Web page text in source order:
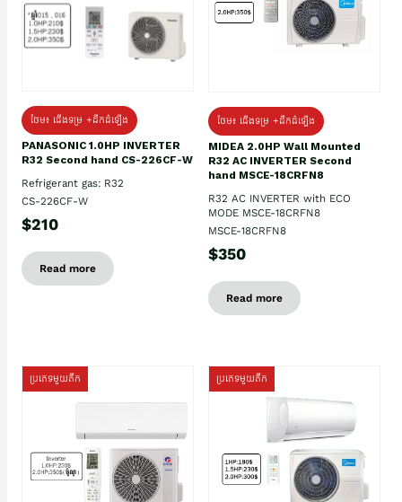
ថែម៖ ជើងទម្រ +ដឹកដំឡើង
PANASONIC 1.0HP INVERTER
R32 Second hand CS-226CF-W
Refrigerant gas: R32
CS-226CF-W
$210
Read more
ថែម៖ ជើងទម្រ +ដឹកដំឡើង
MIDEA 2.0HP Wall Mounted
R32 AC INVERTER Second
hand MSCE-18CRFN8
R32 AC INVERTER with ECO
MODE MSCE-18CRFN8
MSCE-18CRFN8
$350
Read more
ប្រភេទមួយតឹក ប្រភេទមួយតឹក